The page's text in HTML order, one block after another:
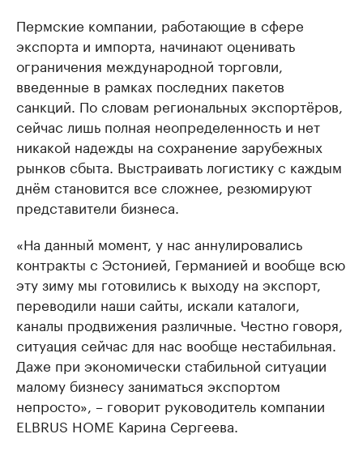
Пермские компании, работающие в сфере
экспорта и импорта, начинают оценивать
ограничения международной торговли,
введенные в рамках последних пакетов
санкций. По словам региональных экспортёров,
сейчас лишь полная неопределенность и нет
никакой надежды на сохранение зарубежных
рынков сбыта. Выстраивать логистику с каждым
днём становится все сложнее, резюмируют
представители бизнеса.
«На данный момент, у нас аннулировались
контракты с Эстонией, Германией и вообще всю
эту зиму мы готовились к выходу на экспорт,
переводили наши сайты, искали каталоги,
каналы продвижения различные. Честно говоря,
ситуация сейчас для нас вообще нестабильная.
Даже при экономически стабильной ситуации
малому бизнесу заниматься экспортом
непросто», – говорит руководитель компании
ELBRUS HOME Карина Сергеева.